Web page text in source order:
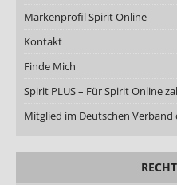
Markenprofil Spirit Online
Kontakt
Finde Mich
Spirit PLUS – Für Spirit Online
Mitglied im Deutschen Verband